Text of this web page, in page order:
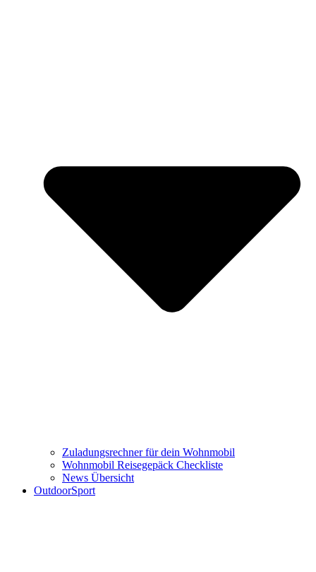
Zuladungsrechner für dein Wohnmobil
Wohnmobil Reisegepäck Checkliste
News Übersicht
OutdoorSport